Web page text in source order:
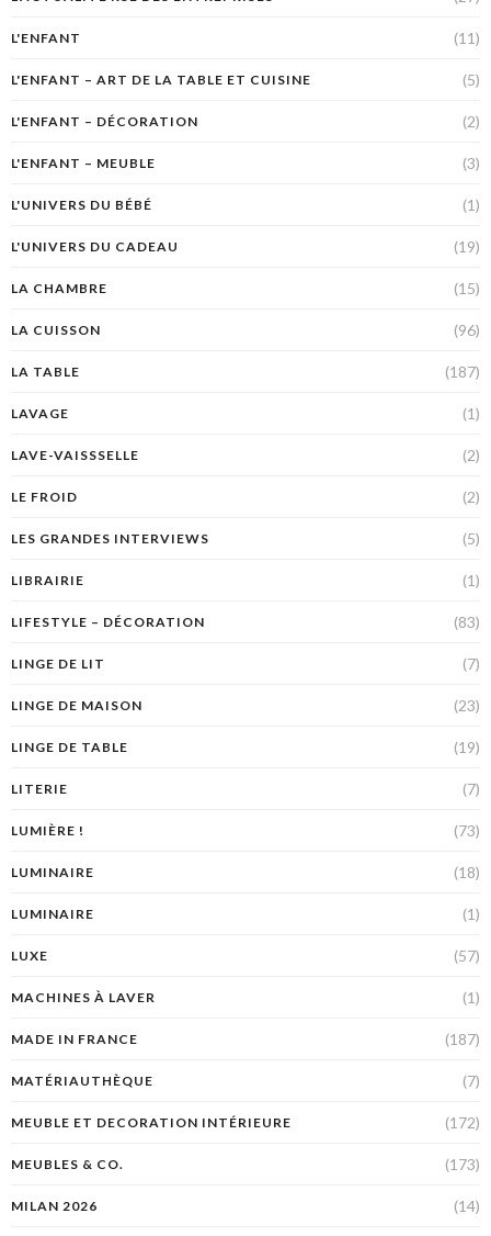
L'ENFANT (11)
L'ENFANT – ART DE LA TABLE ET CUISINE (5)
L'ENFANT – DÉCORATION (2)
L'ENFANT – MEUBLE (3)
L'UNIVERS DU BÉBÉ (1)
L'UNIVERS DU CADEAU (19)
LA CHAMBRE (15)
LA CUISSON (96)
LA TABLE (187)
LAVAGE (1)
LAVE-VAISSSELLE (2)
LE FROID (2)
LES GRANDES INTERVIEWS (5)
LIBRAIRIE (1)
LIFESTYLE – DÉCORATION (83)
LINGE DE LIT (7)
LINGE DE MAISON (23)
LINGE DE TABLE (19)
LITERIE (7)
LUMIÈRE ! (73)
LUMINAIRE (18)
LUMINAIRE (1)
LUXE (57)
MACHINES À LAVER (1)
MADE IN FRANCE (187)
MATÉRIAUTHÈQUE (7)
MEUBLE ET DECORATION INTÉRIEURE (172)
MEUBLES & CO. (173)
MILAN 2026 (14)